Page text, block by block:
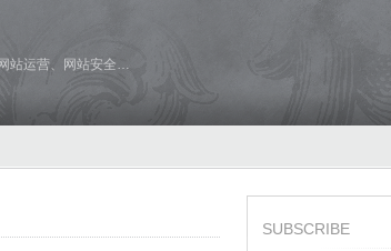
站运营、网站安全…
SUBSCRIBE